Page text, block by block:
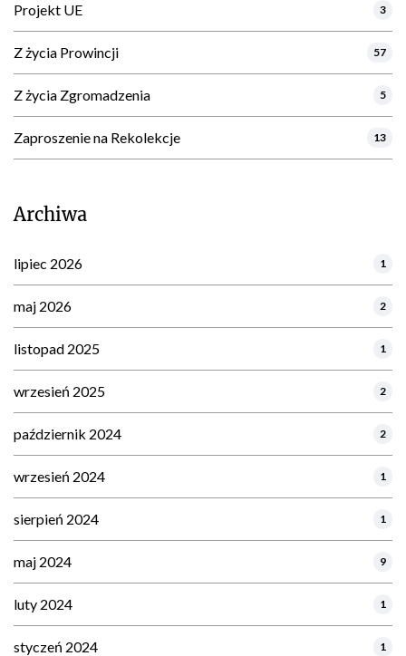
Projekt UE 3
Z życia Prowincji 57
Z życia Zgromadzenia 5
Zaproszenie na Rekolekcje 13
Archiwa
lipiec 2026 1
maj 2026 2
listopad 2025 1
wrzesień 2025 2
październik 2024 2
wrzesień 2024 1
sierpień 2024 1
maj 2024 9
luty 2024 1
styczeń 2024 1